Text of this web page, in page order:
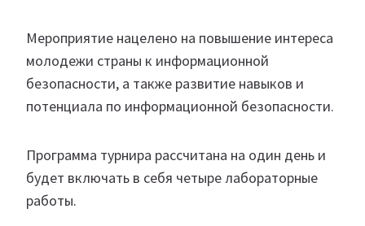
Мероприятие нацелено на повышение интереса
молодежи страны к информационной
безопасности, а также развитие навыков и
потенциала по информационной безопасности.
Программа турнира рассчитана на один день и
будет включать в себя четыре лабораторные
работы.